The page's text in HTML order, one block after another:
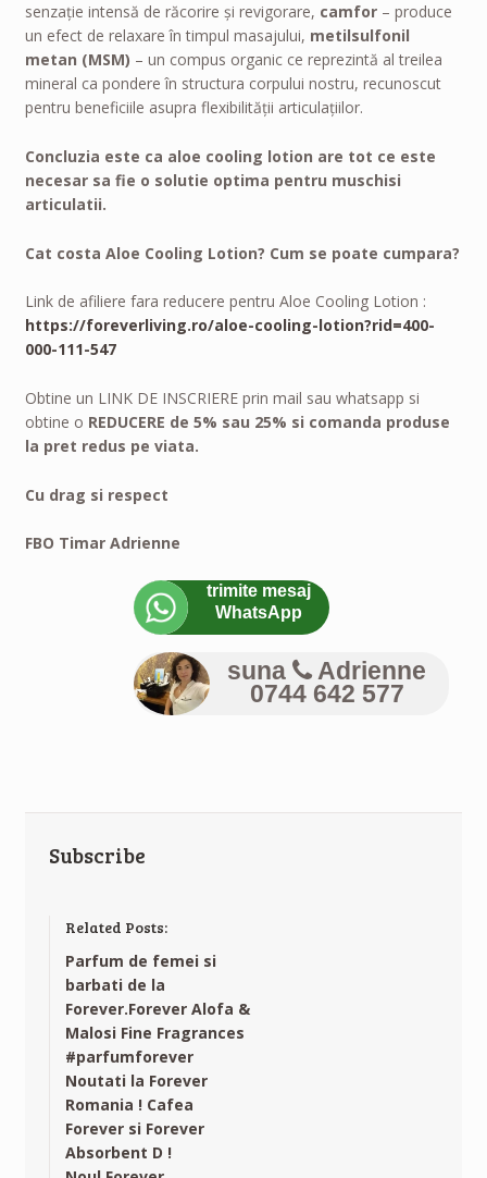
senzație intensă de răcorire și revigorare, camfor– produce
un efect de relaxare în timpul masajului, metilsulfonil
metan (MSM) – un compus organic ce reprezintă al treilea
mineral ca pondere în structura corpului nostru, recunoscut
pentru beneficiile asupra flexibilității articulațiilor.
Concluzia este ca aloe cooling lotion are tot ce este
necesar sa fie o solutie optima pentru muschisi
articulatii.
Cat costa Aloe Cooling Lotion? Cum se poate cumpara?
Link de afiliere fara reducere pentru Aloe Cooling Lotion :
https://foreverliving.ro/aloe-cooling-lotion?rid=400-
000-111-547
Obtine un LINK DE INSCRIERE prin mail sau whatsapp si
obtine o REDUCERE de 5% sau 25% si comanda produse
la pret redus pe viata.
Cu drag si respect
FBO Timar Adrienne
trimite mesaj
WhatsApp
suna
Adrienne
0744 642 577
Subscribe
Related Posts:
Parfum de femei si
barbati de la
Forever.Forever Alofa &
Malosi Fine Fragrances
#parfumforever
Noutati la Forever
Romania ! Cafea
Forever si Forever
Absorbent D !